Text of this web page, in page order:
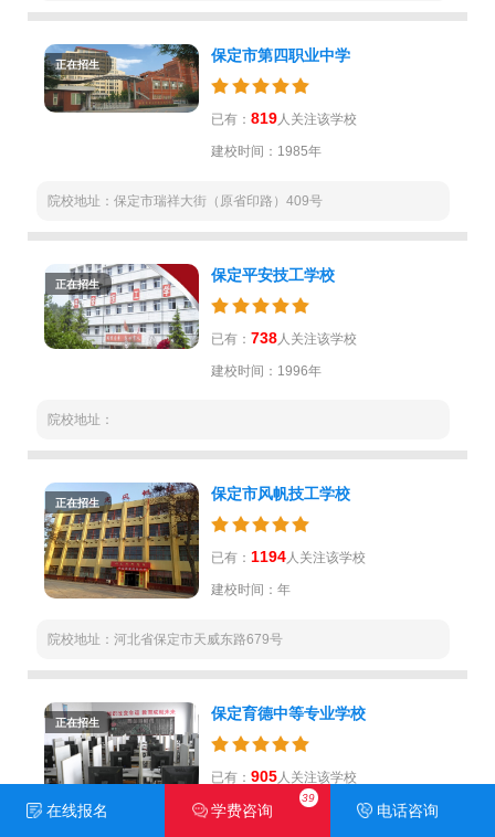
正在招生
保定市第四职业中学
已有： 819人关注该学校
建校时间：1985年
院校地址：保定市瑞祥大街（原省印路）409号
正在招生
保定平安技工学校
已有： 738人关注该学校
建校时间：1996年
院校地址：
正在招生
保定市风帆技工学校
已有： 1194人关注该学校
建校时间：年
院校地址：河北省保定市天威东路679号
正在招生
保定育德中等专业学校
已有： 905人关注该学校
建校时间：1993年
在线报名 学费咨询
39
电话咨询